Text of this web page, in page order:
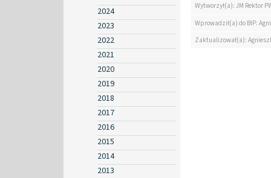
2024
2023
2022
2021
2020
2019
2018
2017
2016
2015
2014
2013
Wytworzył(a): JM Rektor
Wprowadził(a) do BIP:
Zaktualizował(a):